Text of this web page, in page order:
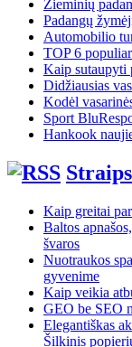
Žieminių
Padangų
Automobilio
TOP 6
Kaip sutaupyti
Didžiausias
Kodėl
Sport
Hankook
Kaip greitai
Baltos
švaros
Nuotraukos
gyvenime
Kaip veikia
GEO be SEO
Elegantiškas
Šilkinis